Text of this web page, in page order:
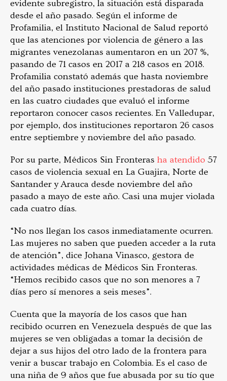
evidente subregistro, la situación está disparada
desde el año pasado. Según el informe de
Profamilia, el Instituto Nacional de Salud reportó
que las atenciones por violencia de género a las
migrantes venezolanas aumentaron en un 207 %,
pasando de 71 casos en 2017 a 218 casos en 2018.
Profamilia constató además que hasta noviembre
del año pasado instituciones prestadoras de salud
en las cuatro ciudades que evaluó el informe
reportaron conocer casos recientes. En Valledupar,
por ejemplo, dos instituciones reportaron 26 casos
entre septiembre y noviembre del año pasado.
Por su parte, Médicos Sin Fronteras ha atendido 57
casos de violencia sexual en La Guajira, Norte de
Santander y Arauca desde noviembre del año
pasado a mayo de este año. Casi una mujer violada
cada cuatro días.
“No nos llegan los casos inmediatamente ocurren.
Las mujeres no saben que pueden acceder a la ruta
de atención”, dice Johana Vinasco, gestora de
actividades médicas de Médicos Sin Fronteras.
“Hemos recibido casos que no son menores a 7
días pero sí menores a seis meses”.
Cuenta que la mayoría de los casos que han
recibido ocurren en Venezuela después de que las
mujeres se ven obligadas a tomar la decisión de
dejar a sus hijos del otro lado de la frontera para
venir a buscar trabajo en Colombia. Es el caso de
una niña de 9 años que fue abusada por su tío que